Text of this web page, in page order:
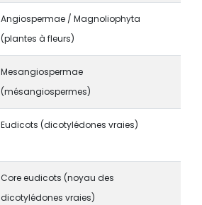
Angiospermae / Magnoliophyta
(plantes à fleurs)
Mesangiospermae
(mésangiospermes)
Eudicots (dicotylédones vraies)
Core eudicots (noyau des
dicotylédones vraies)